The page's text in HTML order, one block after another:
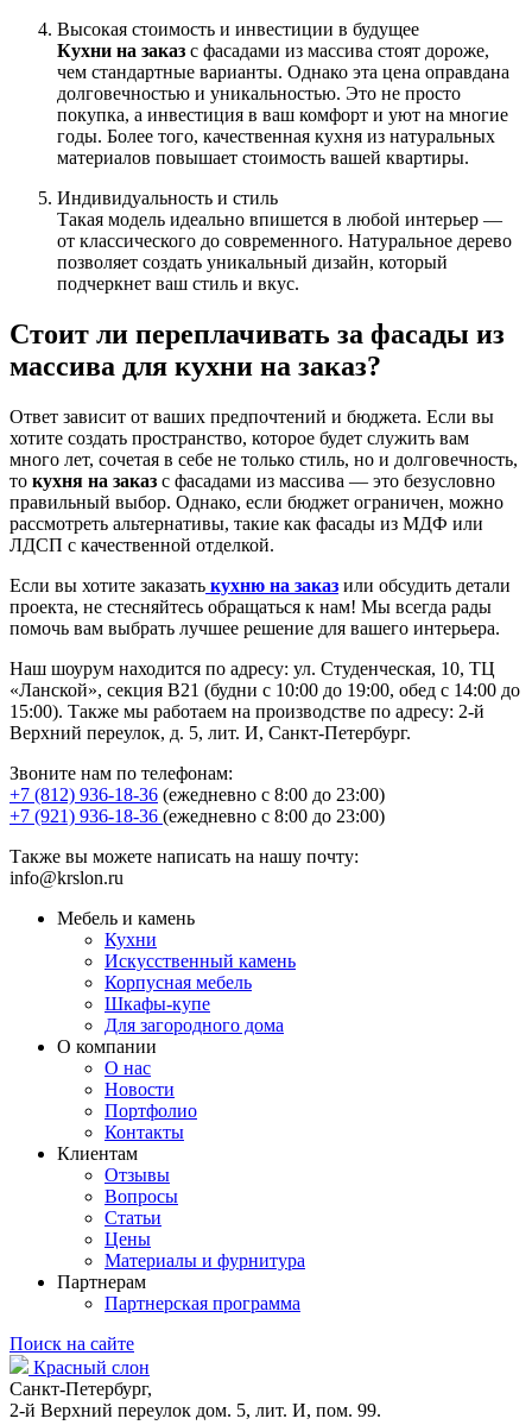
Высокая стоимость и инвестиции в будущее
Кухни на заказ с фасадами из массива стоят дороже,
чем стандартные варианты. Однако эта цена оправдана
долговечностью и уникальностью. Это не просто
покупка, а инвестиция в ваш комфорт и уют на многие
годы. Более того, качественная кухня из натуральных
материалов повышает стоимость вашей квартиры.
Индивидуальность и стиль
Такая модель идеально впишется в любой интерьер —
от классического до современного. Натуральное дерево
позволяет создать уникальный дизайн, который
подчеркнет ваш стиль и вкус.
Стоит ли переплачивать за фасады из
массива для кухни на заказ?
Ответ зависит от ваших предпочтений и бюджета. Если вы
хотите создать пространство, которое будет служить вам
много лет, сочетая в себе не только стиль, но и долговечность,
то кухня на заказ с фасадами из массива — это безусловно
правильный выбор. Однако, если бюджет ограничен, можно
рассмотреть альтернативы, такие как фасады из МДФ или
ЛДСП с качественной отделкой.
Если вы хотите заказать кухню на заказ или обсудить детали
проекта, не стесняйтесь обращаться к нам! Мы всегда рады
помочь вам выбрать лучшее решение для вашего интерьера.
Наш шоурум находится по адресу: ул. Студенческая, 10, ТЦ
«Ланской», секция В21 (будни с 10:00 до 19:00, обед с 14:00 до
15:00). Также мы работаем на производстве по адресу: 2-й
Верхний переулок, д. 5, лит. И, Санкт-Петербург.
Звоните нам по телефонам:
+7 (812) 936-18-36 (ежедневно с 8:00 до 23:00)
+7 (921) 936-18-36 (ежедневно с 8:00 до 23:00)
Также вы можете написать на нашу почту:
info@krslon.ru
Мебель и камень
Кухни
Искусственный камень
Корпусная мебель
Шкафы-купе
Для загородного дома
О компании
О нас
Новости
Портфолио
Контакты
Клиентам
Отзывы
Вопросы
Статьи
Цены
Материалы и фурнитура
Партнерам
Партнерская программа
Поиск на сайте
Красный слон
Санкт-Петербург,
2-й Верхний переулок дом. 5, лит. И, пом. 99.